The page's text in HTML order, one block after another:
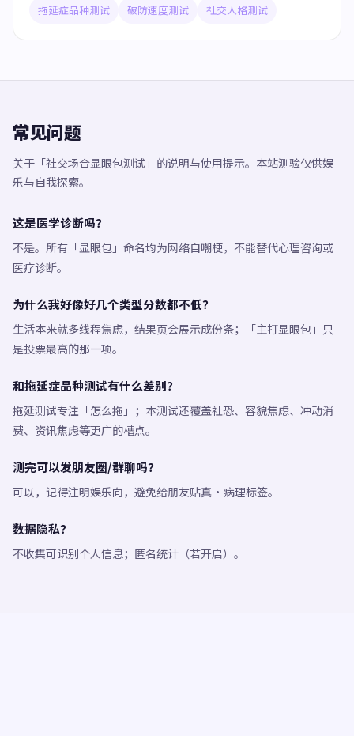
拖延症品种测试 破防速度测试 社交人格测试
常见问题
关于「社交场合显眼包测试」的说明与使用提示。本站测验仅供娱
乐与自我探索。
这是医学诊断吗？
不是。所有「显眼包」命名均为网络自嘲梗，不能替代心理咨询或
医疗诊断。
为什么我好像好几个类型分数都不低？
生活本来就多线程焦虑，结果页会展示成份条；「主打显眼包」只
是投票最高的那一项。
和拖延症品种测试有什么差别？
拖延测试专注「怎么拖」；本测试还覆盖社恐、容貌焦虑、冲动消
费、资讯焦虑等更广的槽点。
测完可以发朋友圈/群聊吗？
可以，记得注明娱乐向，避免给朋友贴真·病理标签。
数据隐私？
不收集可识别个人信息；匿名统计（若开启）。